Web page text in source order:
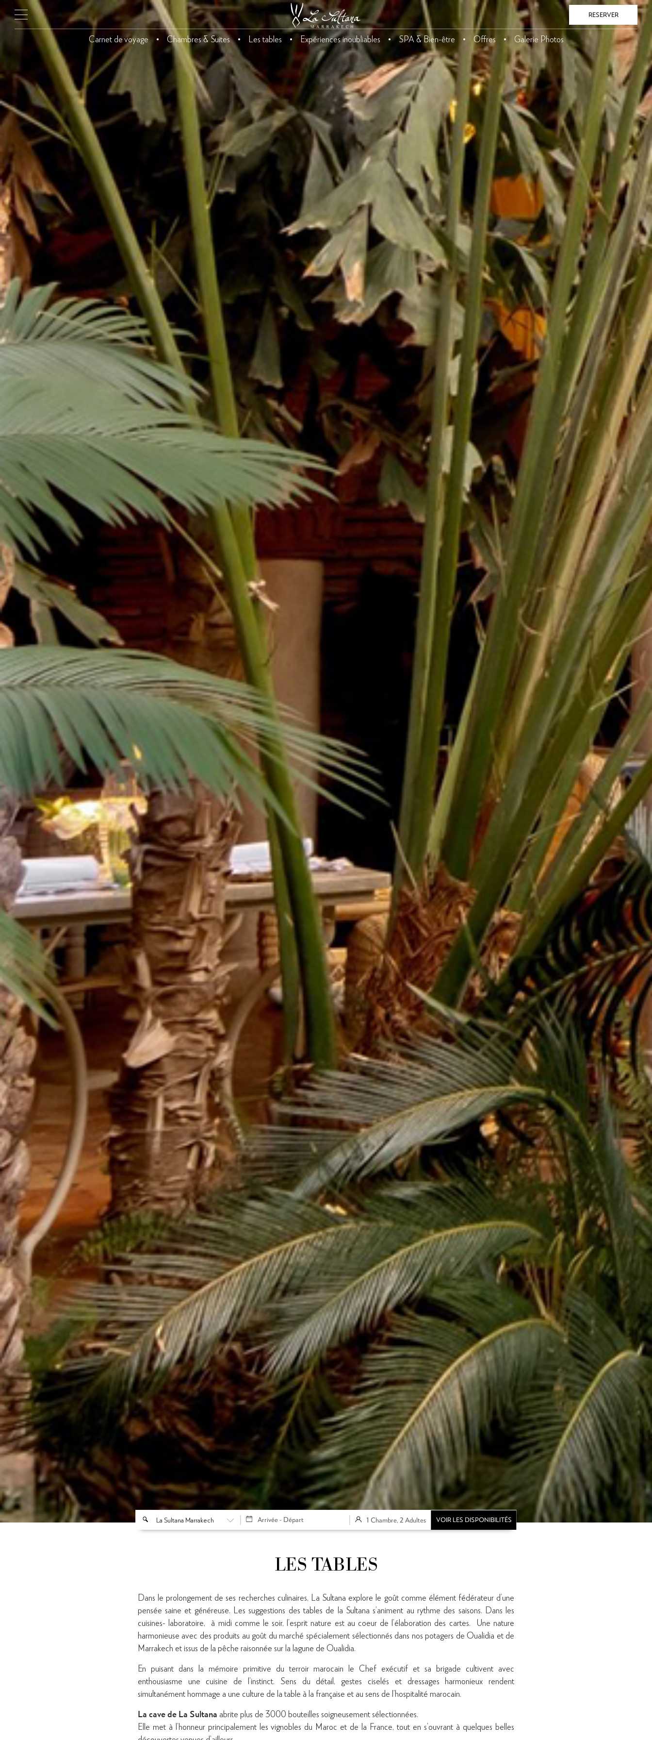
RESERVER
Carnet de voyage Chambres & Suites Les tables Expériences inoubliables SPA & Bien-être Offres Galerie Photos
La Sultana Marrakech 1 Chambre, 2 Adultes VOIR LES DISPONIBILITÉS
LES TABLES
Dans le prolongement de ses recherches culinaires, La Sultana explore le goût comme élément fédérateur d’une
pensée saine et généreuse. Les suggestions des tables de la Sultana s’animent au rythme des saisons. Dans les
cuisines- laboratoire, à midi comme le soir, l’esprit nature est au coeur de l’élaboration des cartes. Une nature
harmonieuse avec des produits au goût du marché spécialement sélectionnés dans nos potagers de Oualidia et de
Marrakech et issus de la pêche raisonnée sur la lagune de Oualidia.
En puisant dans la mémoire primitive du terroir marocain le Chef exécutif et sa brigade cultivent avec
enthousiasme une cuisine de l’instinct. Sens du détail, gestes ciselés et dressages harmonieux rendent
simultanément hommage a une culture de la table à la française et au sens de l’hospitalité marocain.
La cave de La Sultana abrite plus de 3000 bouteilles soigneusement sélectionnées.
Elle met à l’honneur principalement les vignobles du Maroc et de la France, tout en s’ouvrant à quelques belles